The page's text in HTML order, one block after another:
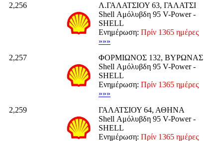
2,256
Λ.ΓΑΛΑΤΣΙΟΥ 63, ΓΑΛΑΤΣΙ
Shell Αμόλυβδη 95 V-Power -
SHELL
Ενημέρωση: Πρίν 1365 ημέρες
»»»
2,257
ΦΟΡΜΙΩΝΟΣ 132, ΒΥΡΩΝΑΣ
Shell Αμόλυβδη 95 V-Power -
SHELL
Ενημέρωση: Πρίν 1365 ημέρες
»»»
2,259
ΓΑΛΑΤΣΙΟΥ 64, ΑΘΗΝΑ
Shell Αμόλυβδη 95 V-Power -
SHELL
Ενημέρωση: Πρίν 1365 ημέρες